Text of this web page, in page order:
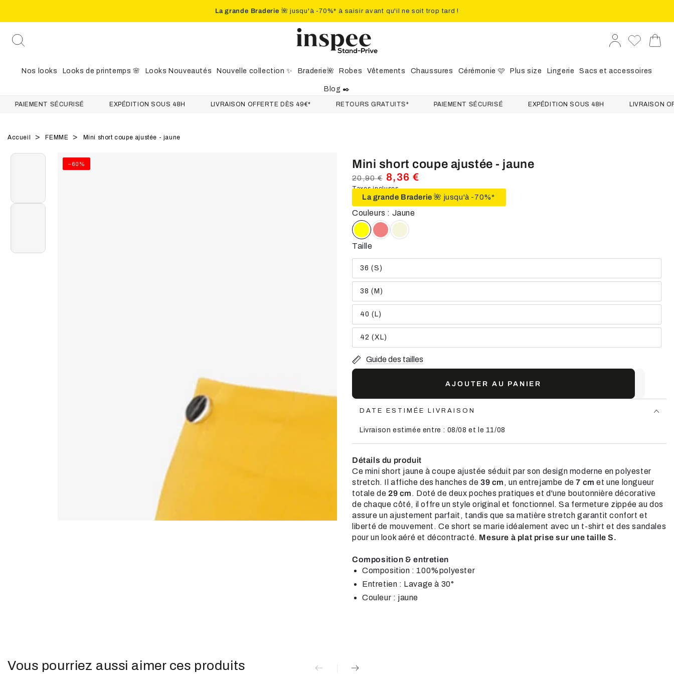
La grande Braderie 🌺 jusqu'à -70%* à saisir avant qu'il ne soit trop tard !
Nos looks Looks de printemps 🌸 Looks Nouveautés Nouvelle collection ✨ Braderie🌺 Robes Vêtements Chaussures Cérémonie 🩷 Plus size Lingerie Sacs et accessoires
Blog ✒️
connecter
Panier
SÉCURISÉ EXPÉDITION SOUS 48H LIVRAISON OFFERTE DÈS 49€* RETOURS GRATUITS* PAIEMENT SÉCURISÉ EXPÉDITION SOUS 48H LIVRAISON
Accueil FEMME Mini short coupe ajustée - jaune
IGNORER LES
INFORMATIONS
–60% Mini short coupe ajustée - jaune
Prix
normal
20,90 €
Prix
de
vente
8,36 €
Taxes incluses.
La grande Braderie 🌺 jusqu'à -70%*
Couleurs : Jaune
Taille
36 (S)
Variante
épuisée
indisponible
38 (M)
Variante
épuisée
indisponible
40 (L)
Variante
épuisée
indisponible
42 (XL)
Variante
épuisée
indisponible
Guide des tailles
AJOUTER AU PANIER
DATE ESTIMÉE LIVRAISON
Livraison estimée entre : 08/08 et le 11/08
Détails du produit
Ce mini short jaune à coupe ajustée séduit par son design moderne en polyester
stretch. Il affiche des hanches de39 cm , un entrejambe de7 cm et une longueur
totale de 29 cm . Doté de deux poches pratiques et d'une boutonnière décorative
de chaque côté, il offre un style original et fonctionnel. Sa fermeture zippée au dos
assure un ajustement parfait, tandis que sa matière stretch garantit confort et
liberté de mouvement. Ce short se marie idéalement avec un t-shirt et des sandales
pour un look aéré et décontracté. Mesure à plat prise sur une taille S.
Composition & entretien
Composition : 100%polyester
Entretien : Lavage à 30°
Couleur : jaune
Vous pourriez aussi aimer ces produits